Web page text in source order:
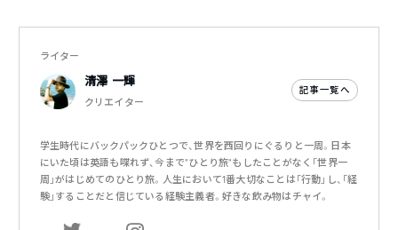
ライター
清澤 一輝
クリエイター
記事一覧へ
学生時代にバックパックひとつで、世界を西回りにぐるりと一周。日本
にいた頃は英語も喋れず、今まで”ひとり旅”もしたことがなく「世界一
周」がはじめてのひとり旅。人生において1番大切なことは「行動」し、「経
験」することだと信じている経験主義者。好きな飲み物はチャイ。